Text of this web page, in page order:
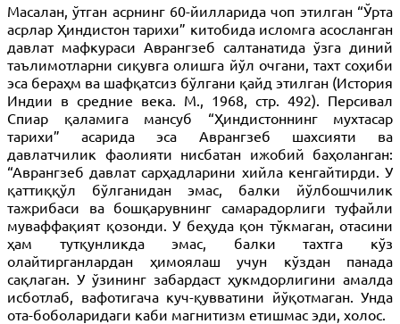
Масалан, ўтган асрнинг 60-йилларида чоп этилган “Ўрта
асрлар Ҳиндистон тарихи” китобида исломга асосланган
давлат мафкураси Аврангзеб салтанатида ўзга диний
таълимотларни сиқувга олишга йўл очгани, тахт соҳиби
эса бераҳм ва шафқатсиз бўлгани қайд этилган (История
Индии в средние века. М., 1968, стр. 492). Персивал
Спиар қаламига мансуб “Ҳиндистоннинг мухтасар
тарихи” асарида эса Аврангзеб шахсияти ва
давлатчилик фаолияти нисбатан ижобий баҳоланган:
“Аврангзеб давлат сарҳадларини хийла кенгайтирди. У
қаттиққўл бўлганидан эмас, балки йўлбошчилик
тажрибаси ва бошқарувнинг самарадорлиги туфайли
муваффақият қозонди. У беҳуда қон тўкмаган, отасини
ҳам тутқунликда эмас, балки тахтга кўз
олайтирганлардан ҳимоялаш учун кўздан панада
сақлаган. У ўзининг забардаст ҳукмдорлигини амалда
исботлаб, вафотигача куч-қувватини йўқотмаган. Унда
ота-боболаридаги каби магнитизм етишмас эди, холос.